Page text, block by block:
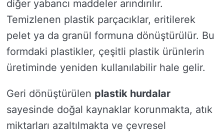
diğer yabancı maddeler arındırılır.
Temizlenen plastik parçacıklar, eritilerek
pelet ya da granül formuna dönüştürülür. Bu
formdaki plastikler, çeşitli plastik ürünlerin
üretiminde yeniden kullanılabilir hale gelir.
Geri dönüştürülen plastik hurdalar
sayesinde doğal kaynaklar korunmakta, atık
miktarları azaltılmakta ve çevresel